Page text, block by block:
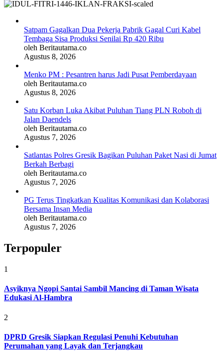
Satpam Gagalkan Dua Pekerja Pabrik Gagal Curi Kabel
Tembaga Sisa Produksi Senilai Rp 420 Ribu
oleh Beritautama.co
Agustus 8, 2026
Menko PM : Pesantren harus Jadi Pusat Pemberdayaan
oleh Beritautama.co
Agustus 8, 2026
Satu Korban Luka Akibat Puluhan Tiang PLN Roboh di
Jalan Daendels
oleh Beritautama.co
Agustus 7, 2026
Satlantas Polres Gresik Bagikan Puluhan Paket Nasi di Jumat
Berkah Berbagi
oleh Beritautama.co
Agustus 7, 2026
PG Terus Tingkatkan Kualitas Komunikasi dan Kolaborasi
Bersama Insan Media
oleh Beritautama.co
Agustus 7, 2026
Terpopuler
1
Asyiknya Ngopi Santai Sambil Mancing di Taman Wisata
Edukasi Al-Hambra
2
DPRD Gresik Siapkan Regulasi Penuhi Kebutuhan
Perumahan yang Layak dan Terjangkau